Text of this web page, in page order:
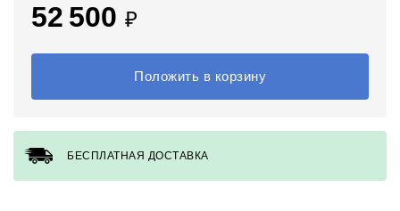
52 500 ₽
Положить в корзину
БЕСПЛАТНАЯ ДОСТАВКА